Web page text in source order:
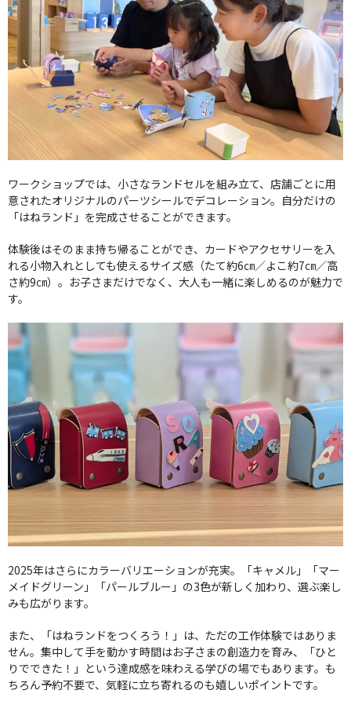
ワークショップでは、小さなランドセルを組み立て、店舗ごとに用
意されたオリジナルのパーツシールでデコレーション。自分だけの
「はねランド」を完成させることができます。
体験後はそのまま持ち帰ることができ、カードやアクセサリーを入
れる小物入れとしても使えるサイズ感（たて約6㎝／よこ約7㎝／高
さ約9㎝）。お子さまだけでなく、大人も一緒に楽しめるのが魅力で
す。
2025年はさらにカラーバリエーションが充実。「キャメル」「マー
メイドグリーン」「パールブルー」の3色が新しく加わり、選ぶ楽し
みも広がります。
また、「はねランドをつくろう！」は、ただの工作体験ではありま
せん。集中して手を動かす時間はお子さまの創造力を育み、「ひと
りでできた！」という達成感を味わえる学びの場でもあります。も
ちろん予約不要で、気軽に立ち寄れるのも嬉しいポイントです。